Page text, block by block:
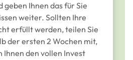
geben Ihnen das für Sie
weiter. Sollten Ihre
erfüllt werden, teilen Sie
der ersten 2 Wochen mit,
den vollen Invest